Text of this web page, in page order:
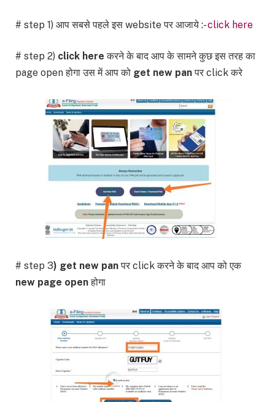
# step 1) आप सबसे पहले इस website पर आजाये :-click here
# step 2) click here करने के बाद आप के सामने कुछ इस तरह का
page open होगा उस में आप को get new panपर click करे
# step 3) get new panपर click करने के बाद आप को एक
new page openहोगा